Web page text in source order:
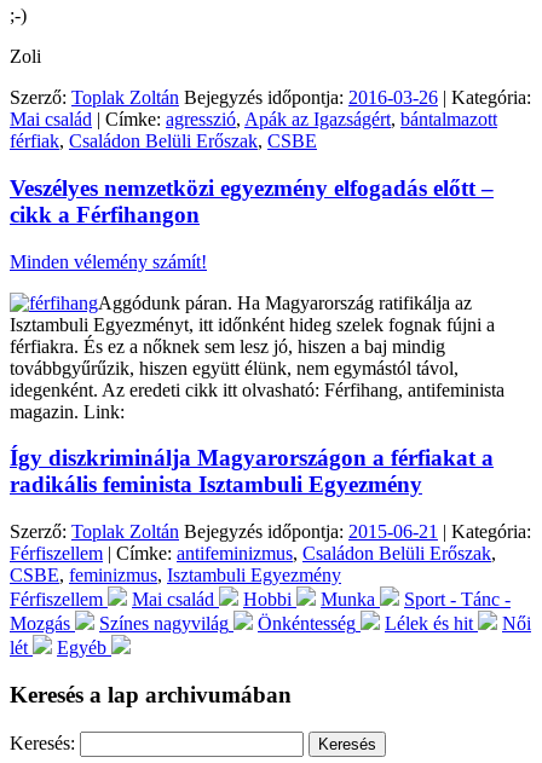
;-)
Zoli
Szerző: Toplak Zoltán Bejegyzés időpontja: 2016-03-26 | Kategória:
Mai család | Címke: agresszió, Apák az Igazságért, bántalmazott
férfiak, Családon Belüli Erőszak, CSBE
Veszélyes nemzetközi egyezmény elfogadás előtt –
cikk a Férfihangon
Minden vélemény számít!
Aggódunk páran. Ha Magyarország ratifikálja az
Isztambuli Egyezményt, itt időnként hideg szelek fognak fújni a
férfiakra. És ez a nőknek sem lesz jó, hiszen a baj mindig
továbbgyűrűzik, hiszen együtt élünk, nem egymástól távol,
idegenként. Az eredeti cikk itt olvasható: Férfihang, antifeminista
magazin. Link:
Így diszkriminálja Magyarországon a férfiakat a
radikális feminista Isztambuli Egyezmény
Szerző: Toplak Zoltán Bejegyzés időpontja: 2015-06-21 | Kategória:
Férfiszellem | Címke: antifeminizmus, Családon Belüli Erőszak,
CSBE, feminizmus, Isztambuli Egyezmény
Férfiszellem
Mai család Hobbi Munka
Sport - Tánc -
Mozgás
Színes nagyvilág Önkéntesség Lélek és hit
Női
lét
Egyéb
Keresés a lap archivumában
Keresés: